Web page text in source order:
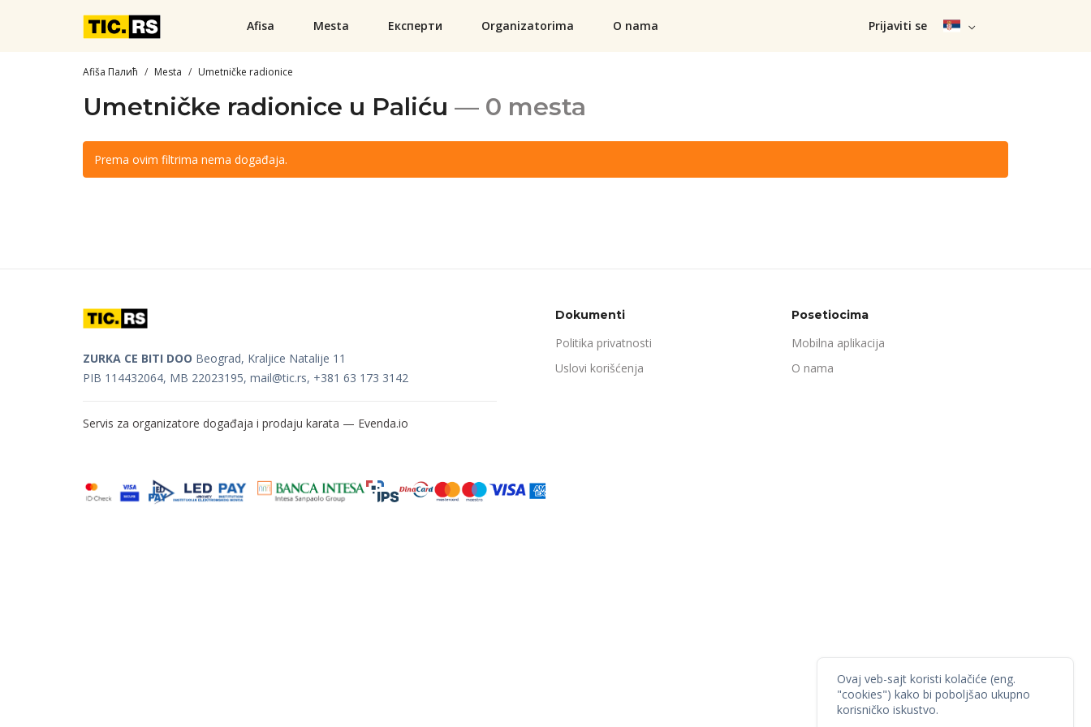
Afisa Mesta Експерти Organizatorima O nama Prijaviti se
Afiša Палић Mesta Umetničke radionice
Umetničke radionice u Paliću — 0 mesta
Prema ovim filtrima nema događaja.
ZURKA CE BITI DOO Beograd, Kraljice Natalije 11
PIB 114432064, MB 22023195, mail@tic.rs, +381 63 173 3142
Servis za organizatore događaja i prodaju karata — Evenda.io
Dokumenti
Politika privatnosti
Uslovi korišćenja
Posetiocima
Mobilna aplikacija
O nama
Ovaj veb-sajt koristi kolačiće (eng.
"cookies") kako bi poboljšao ukupno
korisničko iskustvo.